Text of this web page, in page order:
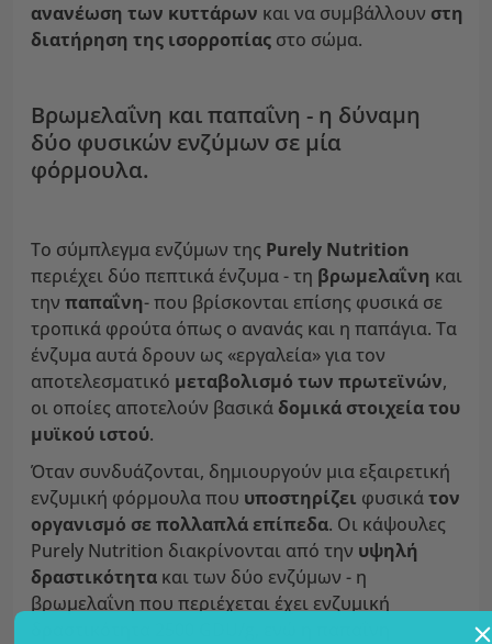
ανανέωση των κυττάρων και να συμβάλλουν στη
διατήρηση της ισορροπίας στο σώμα.
Βρωμελαΐνη και παπαΐνη - η δύναμη
δύο φυσικών ενζύμων σε μία
φόρμουλα.
Το σύμπλεγμα ενζύμων της Purely Nutrition
περιέχει δύο πεπτικά ένζυμα - τη βρωμελαΐνη και
την παπαΐνη- που βρίσκονται επίσης φυσικά σε
τροπικά φρούτα όπως ο ανανάς και η παπάγια. Τα
ένζυμα αυτά δρουν ως «εργαλεία» για τον
αποτελεσματικό μεταβολισμό των πρωτεϊνών,
οι οποίες αποτελούν βασικά δομικά στοιχεία του
μυϊκού ιστού.
Όταν συνδυάζονται, δημιουργούν μια εξαιρετική
ενζυμική φόρμουλα που υποστηρίζει φυσικάτον
οργανισμό σε πολλαπλά επίπεδα. Οι κάψουλες
Purely Nutrition διακρίνονται από την υψηλή
δραστικότητα και των δύο ενζύμων - η
βρωμελαΐνη που περιέχεται έχει ενζυμική